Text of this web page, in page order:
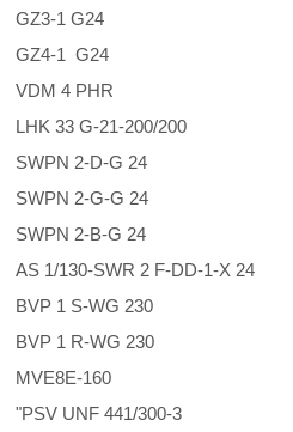
GZ3-1 G24
GZ4-1 G24
VDM 4 PHR
LHK 33 G-21-200/200
SWPN 2-D-G 24
SWPN 2-G-G 24
SWPN 2-B-G 24
AS 1/130-SWR 2 F-DD-1-X 24
BVP 1 S-WG 230
BVP 1 R-WG 230
MVE8E-160
"PSV UNF 441/300-3